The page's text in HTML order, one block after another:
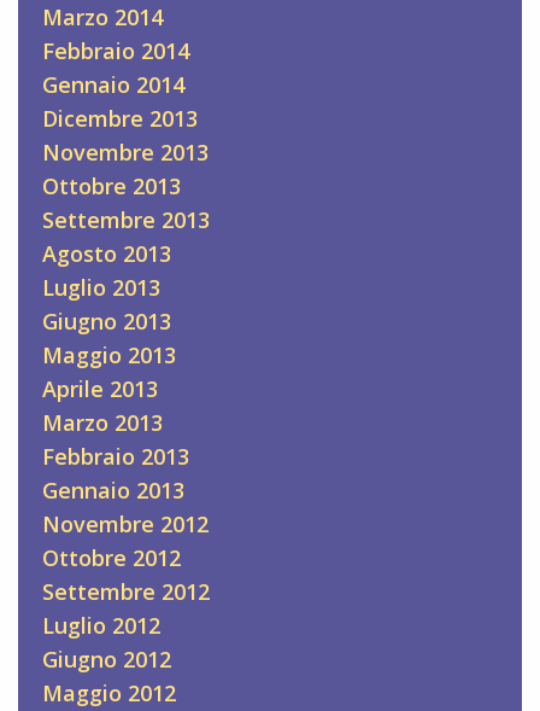
Marzo 2014
Febbraio 2014
Gennaio 2014
Dicembre 2013
Novembre 2013
Ottobre 2013
Settembre 2013
Agosto 2013
Luglio 2013
Giugno 2013
Maggio 2013
Aprile 2013
Marzo 2013
Febbraio 2013
Gennaio 2013
Novembre 2012
Ottobre 2012
Settembre 2012
Luglio 2012
Giugno 2012
Maggio 2012